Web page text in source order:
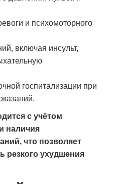
и психомоторного
включая инсульт,
госпитализации при
с учётом
наличия
что позволяет
резкого ухудшения